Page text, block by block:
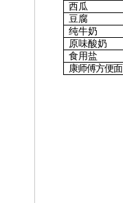
西 瓜
豆腐
纯牛奶
原味酸奶
食用盐
康师傅方便面